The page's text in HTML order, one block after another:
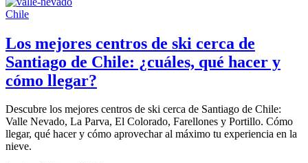
Chile
Los mejores centros de ski cerca de
Santiago de Chile: ¿cuáles, qué hacer y
cómo llegar?
Descubre los mejores centros de ski cerca de Santiago de Chile:
Valle Nevado, La Parva, El Colorado, Farellones y Portillo. Cómo
llegar, qué hacer y cómo aprovechar al máximo tu experiencia en la
nieve.